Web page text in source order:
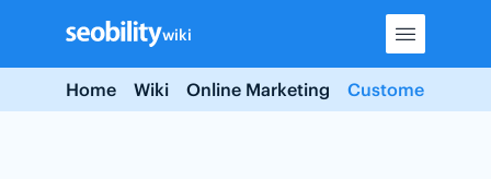
content
wiki
Home Wiki Online Marketing Customer